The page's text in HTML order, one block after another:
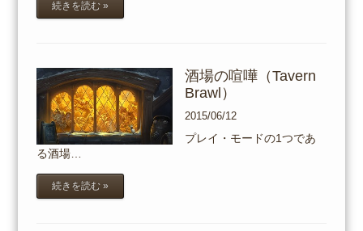
続きを読む »
酒場の喧嘩（Tavern
Brawl）
2015/06/12
プレイ・モードの1つであ
る酒場…
続きを読む »